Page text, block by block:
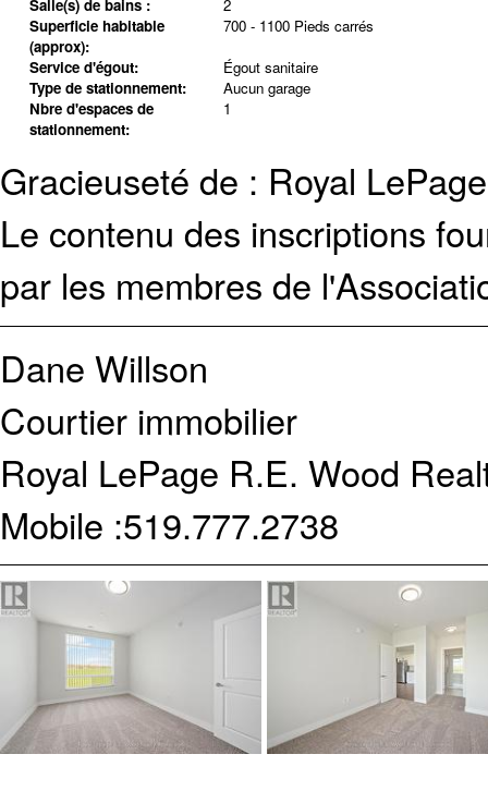
Salle(s) de bains :
2
Superficie habitable
(approx):
700 - 1100 Pieds carrés
Service d'égout:
Égout sanitaire
Type de stationnement:
Aucun garage
Nbre d'espaces de
stationnement:
1
Gracieuseté de : Royal
Le contenu des inscriptions
par les membres de
Dane Willson
Courtier immobilier
Royal LePage R.E. Wood
Mobile :519.777.2738